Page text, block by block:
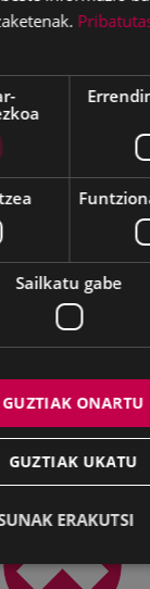
hartutako
Sailkatu gabe
GUZTIAK ONARTU
GUZTIAK UKATU
ERAKUTSI